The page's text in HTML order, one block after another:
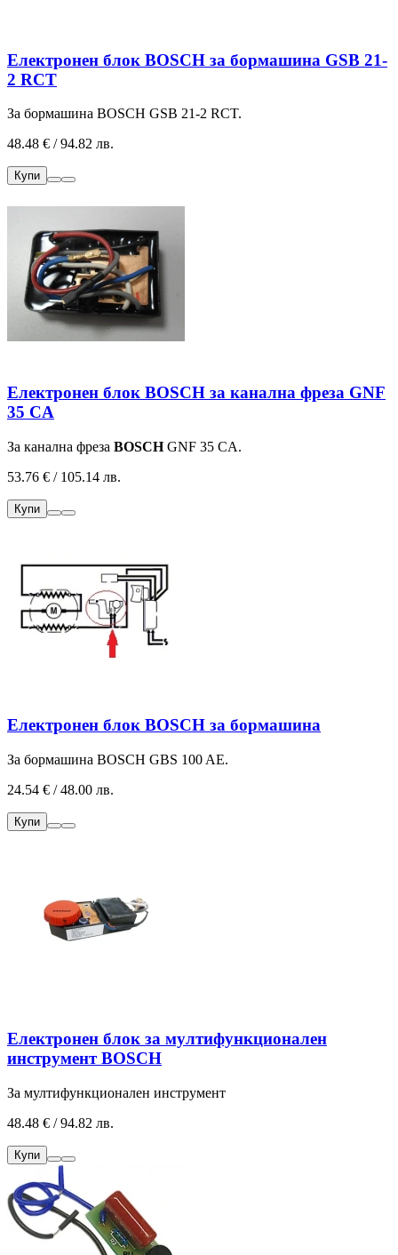
Електронен блок BOSCH за бормашина GSB 21-
2 RCT
За бормашина BOSCH GSB 21-2 RCT.
48.48 € / 94.82 лв.
Купи
Електронен блок BOSCH за канална фреза GNF
35 CA
За канална фреза BOSCHGNF 35 CA.
53.76 € / 105.14 лв.
Купи
Електронен блок BOSCH за бормашина
За бормашина BOSCH GBS 100 AE.
24.54 € / 48.00 лв.
Купи
Електронен блок за мултифункционален
инструмент BOSCH
За мултифункционален инструмент
48.48 € / 94.82 лв.
Купи